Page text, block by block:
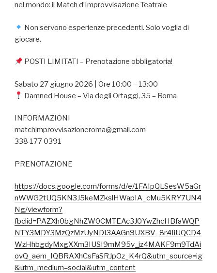
nel mondo: il Match d’Improvvisazione Teatrale
Non servono esperienze precedenti. Solo voglia di
giocare.
POSTI LIMITATI – Prenotazione obbligatoria!
Sabato 27 giugno 2026 | Ore 10:00 – 13:00
Damned House – Via degli Ortaggi, 35 – Roma
INFORMAZIONI
matchimprovvisazioneroma@gmail.com
338 177 0391
PRENOTAZIONE
https://docs.google.com/forms/d/e/1FAIpQLSesW5aGr
nWWG2tUQ5KN3J5keMZkslHWapIA_cMu5KRY7UN4
Ng/viewform?
fbclid=PAZXh0bgNhZW0CMTEAc3J0YwZhcHBfaWQP
NTY3MDY3MzQzMzUyNDI3AAGn9UXBV_8r4IiUQCD4
WzHhbgdyMxgXXm3IUSI9mM95v_jz4MAKF9m9TdAi
ovQ_aem_IQBRAXhCsFaSRJpOz_K4rQ&utm_source=ig
&utm_medium=social&utm_content